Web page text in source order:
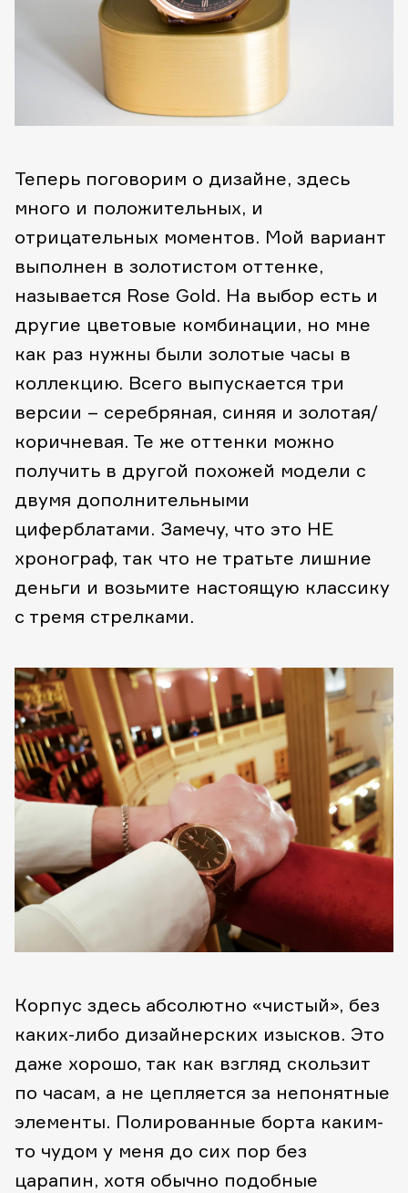
Теперь поговорим о дизайне, здесь
много и положительных, и
отрицательных моментов. Мой вариант
выполнен в золотистом оттенке,
называется Rose Gold. На выбор есть и
другие цветовые комбинации, но мне
как раз нужны были золотые часы в
коллекцию. Всего выпускается три
версии – серебряная, синяя и золотая/
коричневая. Те же оттенки можно
получить в другой похожей модели с
двумя дополнительными
циферблатами. Замечу, что это НЕ
хронограф, так что не тратьте лишние
деньги и возьмите настоящую классику
с тремя стрелками.
Корпус здесь абсолютно «чистый», без
каких-либо дизайнерских изысков. Это
даже хорошо, так как взгляд скользит
по часам, а не цепляется за непонятные
элементы. Полированные борта каким-
то чудом у меня до сих пор без
царапин, хотя обычно подобные